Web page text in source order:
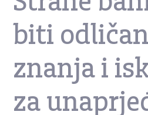
biti
znanja i
za